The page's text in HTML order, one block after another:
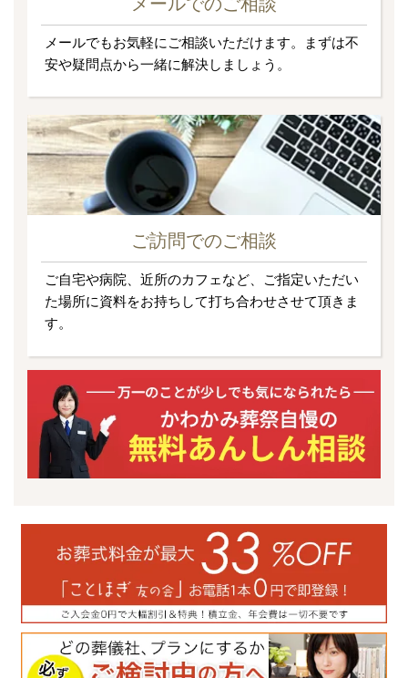
メールでもお気軽にご相談いただけます。まずは不
安や疑問点から一緒に解決しましょう。
ご訪問でのご相談
ご自宅や病院、近所のカフェなど、ご指定いただい
た場所に資料をお持ちして打ち合わせさせて頂きま
す。